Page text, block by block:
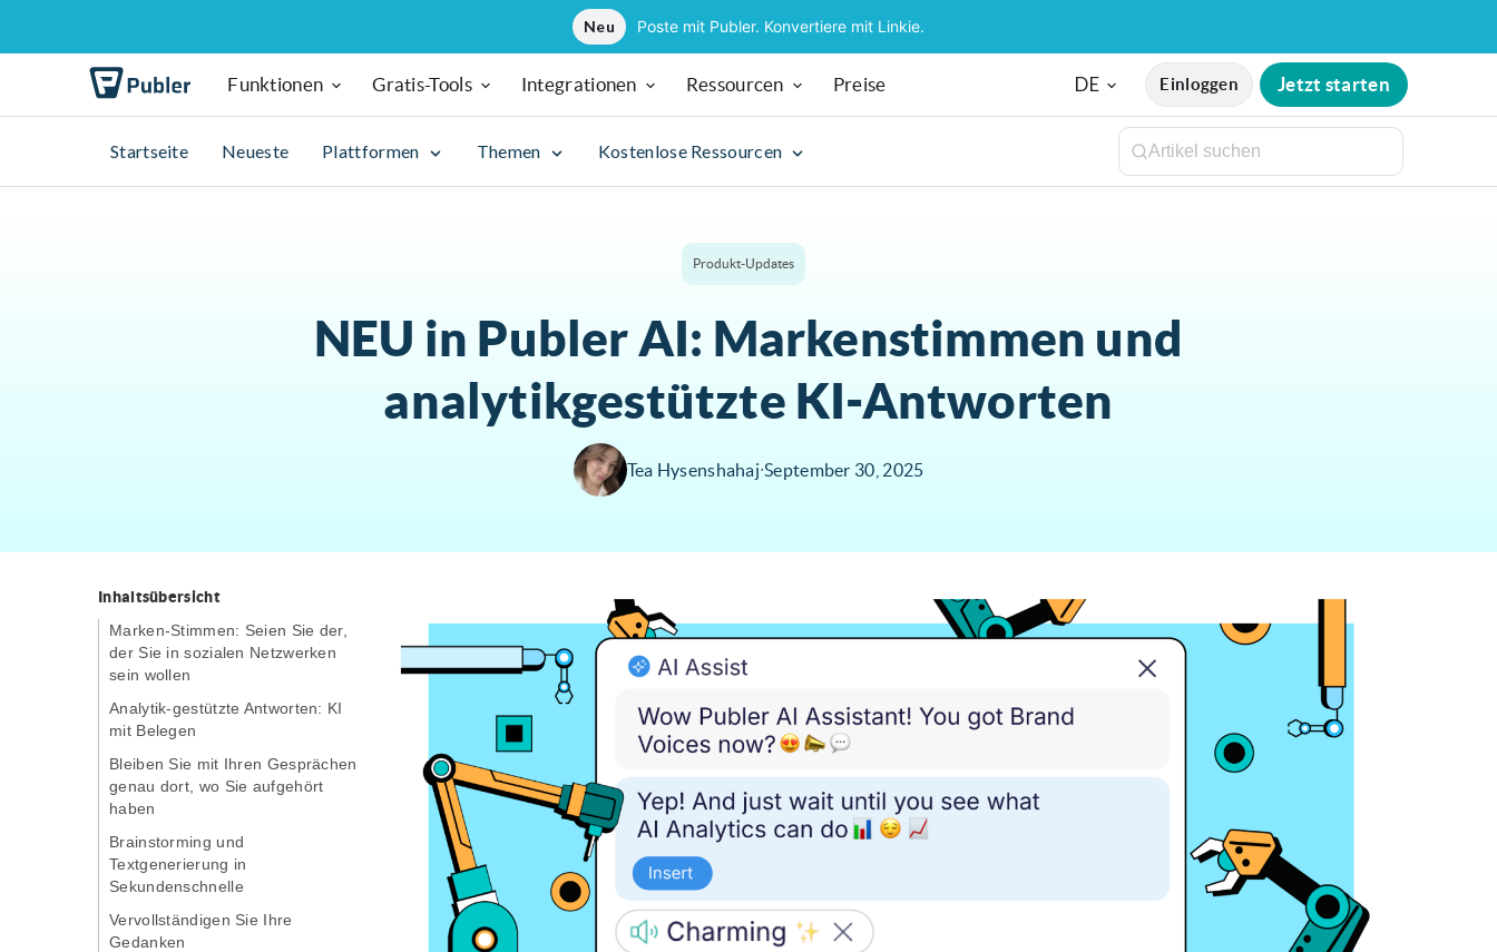
Neu Poste mit Publer. Konvertiere mit Linkie.
Funktionen Gratis-Tools Integrationen Ressourcen Preise DE Einloggen Jetzt starten
Startseite Neueste Plattformen Themen Kostenlose Ressourcen
Produkt-Updates
NEU in Publer AI: Markenstimmen und
analytikgestützte KI-Antworten
Tea Hysenshahaj∙September 30, 2025
Inhaltsübersicht
Marken-Stimmen: Seien Sie der,
der Sie in sozialen Netzwerken
sein wollen
Analytik-gestützte Antworten: KI
mit Belegen
Bleiben Sie mit Ihren Gesprächen
genau dort, wo Sie aufgehört
haben
Brainstorming und
Textgenerierung in
Sekundenschnelle
Vervollständigen Sie Ihre
Gedanken